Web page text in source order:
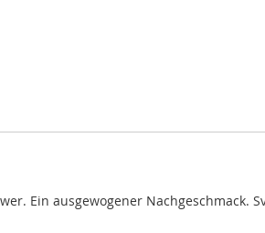
Ein ausgewogener Nachgeschmack.